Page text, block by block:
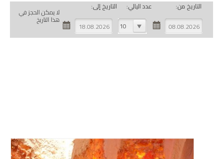
التاريخ من:
عدد اليالي:
10
التاريخ إلى:
لا يمكن الحجز في
هذا التاريخ